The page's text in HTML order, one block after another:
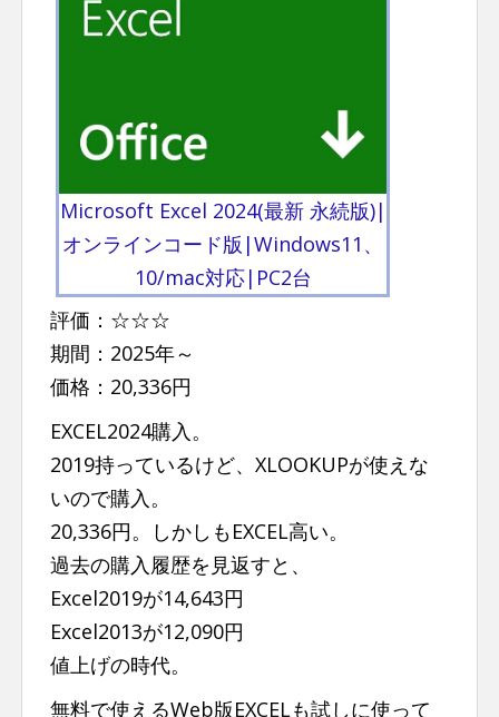
Microsoft Excel 2024(最新 永続版)|
オンラインコード版|Windows11、
10/mac対応|PC2台
評価：☆☆☆
期間：2025年～
価格：20,336円
EXCEL2024購入。
2019持っているけど、XLOOKUPが使えな
いので購入。
20,336円。しかしもEXCEL高い。
過去の購入履歴を見返すと、
Excel2019が14,643円
Excel2013が12,090円
値上げの時代。
無料で使えるWeb版EXCELも試しに使って